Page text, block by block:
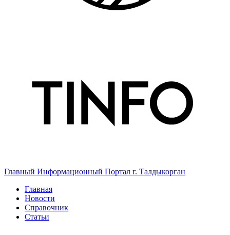
Главный Информационный Портал г. Талдыкорган
Главная
Новости
Справочник
Статьи